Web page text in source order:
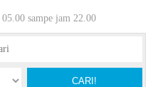
sampe jam 22.00
CARI!